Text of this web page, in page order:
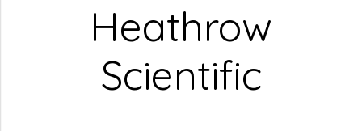
Heathrow
Scientific